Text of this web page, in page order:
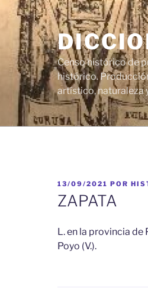
Censo histórico de
histórico.
artístico, naturaleza
PUBLICADO
EL
13/09/2021 POR
ZAPATA
L. en la provincia de
Poyo (V.).